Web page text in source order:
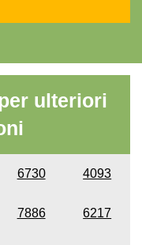
ulteriori
6730 4093
7886 6217